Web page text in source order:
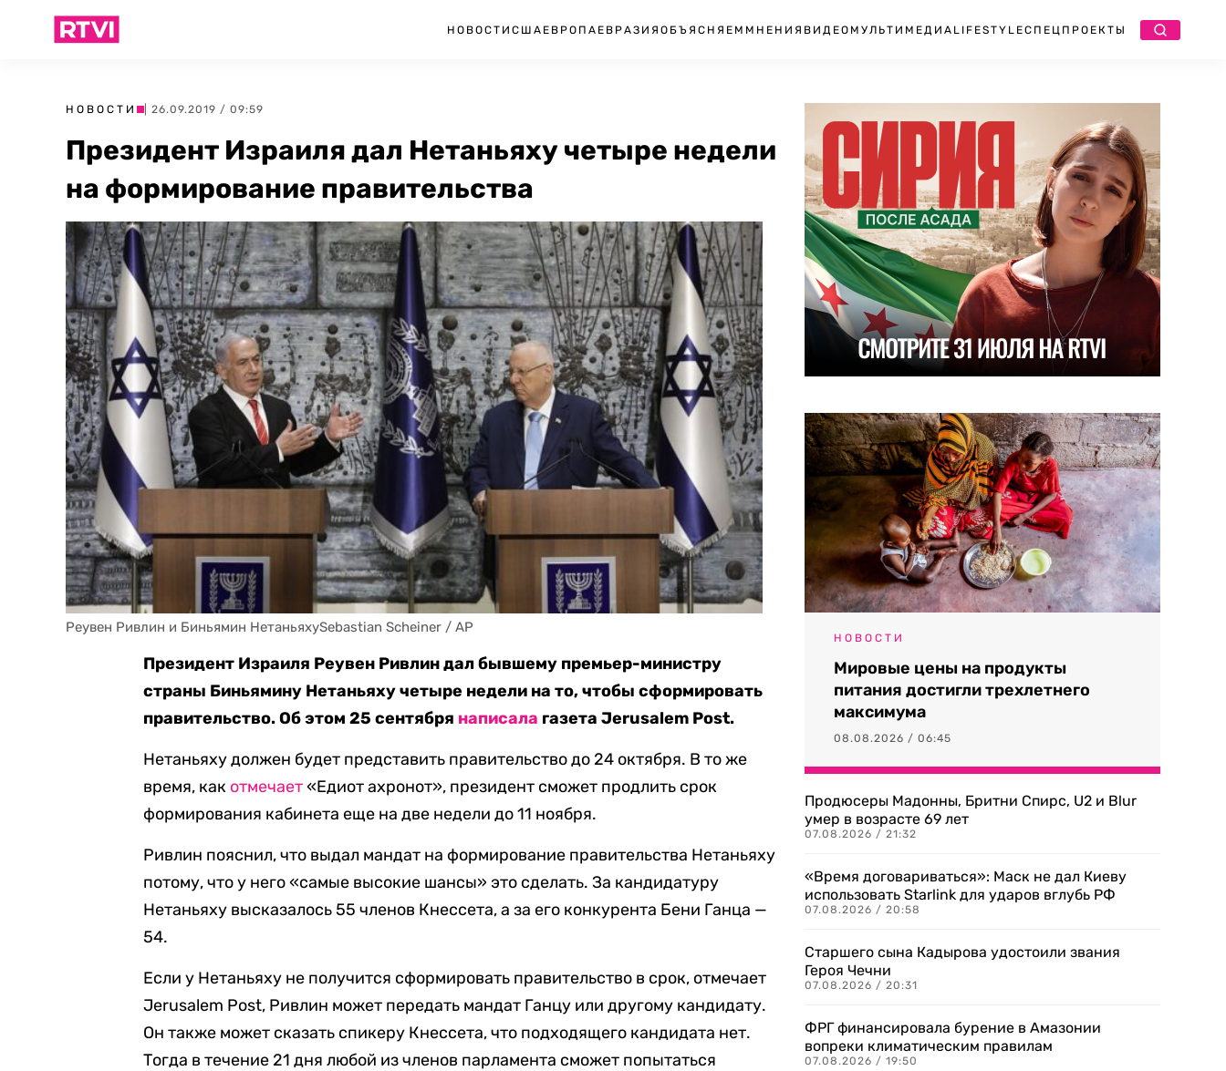
НОВОСТИ США ЕВРОПА ЕВРАЗИЯ ОБЪЯСНЯЕМ МНЕНИЯ ВИДЕО МУЛЬТИМЕДИА LIFESTYLEСПЕЦПРОЕКТЫ
НОВОСТИ | 26.09.2019 / 09:59
Президент Израиля дал Нетаньяху четыре недели
на формирование правительства
Реувен Ривлин и Биньямин НетаньяхуSebastian Scheiner / AP
Президент Израиля Реувен Ривлин дал бывшему премьер-министру
страны Биньямину Нетаньяху четыре недели на то, чтобы сформировать
правительство. Об этом 25 сентября написала газета Jerusalem Post.
Нетаньяху должен будет представить правительство до 24 октября. В то же
время, как отмечает«Едиот ахронот», президент сможет продлить срок
формирования кабинета еще на две недели до 11 ноября.
Ривлин пояснил, что выдал мандат на формирование правительства Нетаньяху
потому, что у него «самые высокие шансы» это сделать. За кандидатуру
Нетаньяху высказалось 55 членов Кнессета, а за его конкурента Бени Ганца —
54.
Если у Нетаньяху не получится сформировать правительство в срок, отмечает
Jerusalem Post, Ривлин может передать мандат Ганцу или другому кандидату.
Он также может сказать спикеру Кнессета, что подходящего кандидата нет.
Тогда в течение 21 дня любой из членов парламента сможет попытаться
НОВОСТИ
Мировые цены на продукты
питания достигли трехлетнего
максимума
08.08.2026 / 06:45
Продюсеры Мадонны, Бритни Спирс, U2 и Blur
умер в возрасте 69 лет
07.08.2026 / 21:32
«Время договариваться»: Маск не дал Киеву
использовать Starlink для ударов вглубь РФ
07.08.2026 / 20:58
Старшего сына Кадырова удостоили звания
Героя Чечни
07.08.2026 / 20:31
ФРГ финансировала бурение в Амазонии
вопреки климатическим правилам
07.08.2026 / 19:50